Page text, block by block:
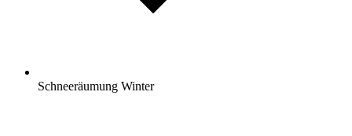
Schneeräumung Winter